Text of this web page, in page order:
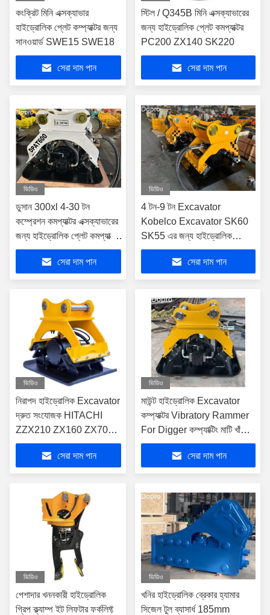
কংক্রিট মিনি এক্সক্যাভার
হাইড্রোলিক প্লেট কম্প্যাক্টর জন্য
সানওয়ার্ড SWE15 SWE18
সেরা দাম পান
স্টিল / Q345B মিনি এক্সক্যাভারের
জন্য হাইড্রোলিক প্লেট কমপ্যাক্টর
PC200 ZX140 SK220
সেরা দাম পান
ভিডিও
ডুসান 300xl 4-30 টন
কম্প্রেশন কমপ্যাক্টর এক্সক্যাভারের
জন্য হাইড্রোলিক প্লেট কমপ্যাক্টর
R210
সেরা দাম পান
ভিডিও
4 টন-9 টন Excavator
Kobelco Excavator SK60
SK55 এর জন্য হাইড্রোলিক
কম্প্যাক্টর
সেরা দাম পান
ভিডিও
নিরাপদ হাইড্রোলিক Excavator
দ্রুত সংযোজক HITACHI
ZZX210 ZX160 ZX70
ZX75 ZX80
সেরা দাম পান
ভিডিও
মাউন্ট হাইড্রোলিক Excavator
কম্প্যাক্টর Vibratory Rammer
For Digger কম্প্যাক্টিং মাটি খাঁজ
বাঁধ
সেরা দাম পান
ভিডিও
পেশাদার খননকারী হাইড্রোলিক
গ্রিপ ক্ল্যাম্প ইট লিফটার ফর্কলিফ্ট
ভিডিও
খনির হাইড্রোলিক ব্রেকার হ্যামার
সিজেল টুল ব্যাসার্ধ 185mm